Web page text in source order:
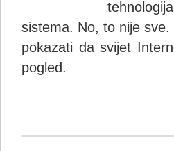
sistema. No, to nije
pokazati da svijet
pogled.